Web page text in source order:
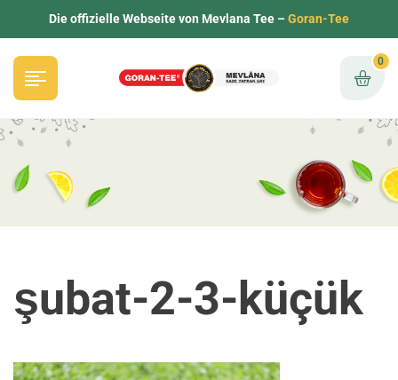
Die offizielle Webseite von Mevlana Tee –Goran-Tee
0
şubat-2-3-küçük